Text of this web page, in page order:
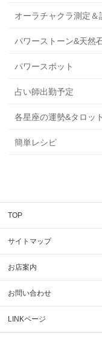
オーラチャクラ測定＆
パワーストーン&天然
パワースポット
占い師出勤予定
各星座の運勢&タロッ
簡単レシピ
TOP
サイトマップ
お店案内
お問い合わせ
LINKページ